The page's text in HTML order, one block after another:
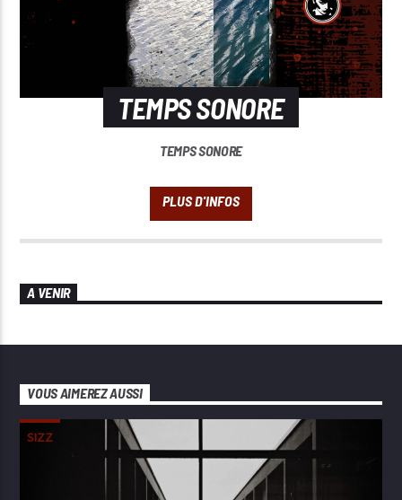
TEMPS SONORE
TEMPS SONORE
A VENIR
VOUS AIMEREZ AUSSI
SIZZ